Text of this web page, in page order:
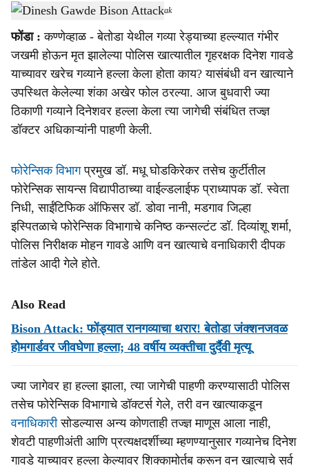
a
r
e
Dinesh Gawde Bison Attack-Dainik Gomantak
फोंडा : कण्णेव्हाळ - बेतोडा येथील गव्या रेड्याच्या हल्ल्यात गंभीर
जखमी होऊन मृत झालेल्या पोलिस खात्यातील गृहरक्षक दिनेश गावडे
याच्यावर खरेच गव्याने हल्ला केला होता काय? यासंबंधी वन खात्याने
उपस्थित केलेल्या शंका अखेर फोल ठरल्या. आज बुधवारी ज्या
ठिकाणी गव्याने दिनेशवर हल्ला केला त्या जागेची संबंधित तज्ज्ञ
डॉक्टर अधिकाऱ्यांनी पाहणी केली.
फोरेन्सिक विभागप्रमुख डॉ. मधू घोडकिरेकर तसेच कुर्टीतील
फोरेन्सिक सायन्स विद्यापीठाच्या वाईल्डलाईफ प्राध्यापक डॉ. स्वेता
निधी, साईंटिफिक ऑफिसर डॉ. डोवा नानी, मडगाव जिल्हा
इस्पितळाचे फोरेन्सिक विभागाचे कनिष्ठ कन्सल्टंट डॉ. दिव्यांशू शर्मा,
पोलिस निरीक्षक मोहन गावडे आणि वन खात्याचे वनाधिकारी दीपक
तांडेल आदी गेले होते.
Also Read
Bison Attack: फोंड्यात रानगव्याचा थरार! बेतोडा जंक्शनजवळ
होमगार्डवर जीवघेणा हल्ला; 48 वर्षीय व्यक्तीचा दुर्दैवी मृत्यू
ज्या जागेवर हा हल्ला झाला, त्या जागेची पाहणी करण्यासाठी पोलिस
तसेच फोरेन्सिक विभागाचे डॉक्टर्स गेले, तरी वन खात्याकडून
वनाधिकारीसोडल्यास अन्य कोणताही तज्ज्ञ माणूस आला नाही,
शेवटी पाहणीअंती आणि प्रत्यक्षदर्शीच्या म्हणण्यानुसार गव्यानेच दिनेश
गावडे याच्यावर हल्ला केल्यावर शिक्कामोर्तब करून वन खात्याचे सर्व